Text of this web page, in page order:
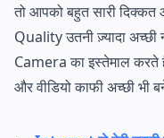
तो आपको बहुत सारी
Quality उतनी ज़्यादा
Camera का इस्तेमाल करते
और वीडियो काफी अच्छी भी